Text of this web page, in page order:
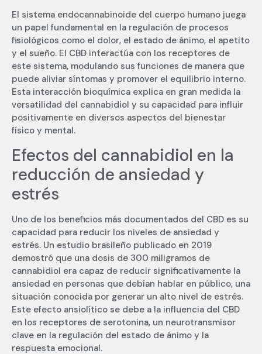
El sistema endocannabinoide del cuerpo humano juega
un papel fundamental en la regulación de procesos
fisiológicos como el dolor, el estado de ánimo, el apetito
y el sueño. El CBD interactúa con los receptores de
este sistema, modulando sus funciones de manera que
puede aliviar síntomas y promover el equilibrio interno.
Esta interacción bioquímica explica en gran medida la
versatilidad del cannabidiol y su capacidad para influir
positivamente en diversos aspectos del bienestar
físico y mental.
Efectos del cannabidiol en la
reducción de ansiedad y
estrés
Uno de los beneficios más documentados del CBD es su
capacidad para reducir los niveles de ansiedad y
estrés. Un estudio brasileño publicado en 2019
demostró que una dosis de 300 miligramos de
cannabidiol era capaz de reducir significativamente la
ansiedad en personas que debían hablar en público, una
situación conocida por generar un alto nivel de estrés.
Este efecto ansiolítico se debe a la influencia del CBD
en los receptores de serotonina, un neurotransmisor
clave en la regulación del estado de ánimo y la
respuesta emocional.